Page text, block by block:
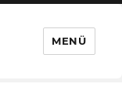
MENÜ